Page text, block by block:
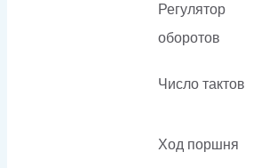
Регулятор
оборотов
Число тактов
Ход поршня